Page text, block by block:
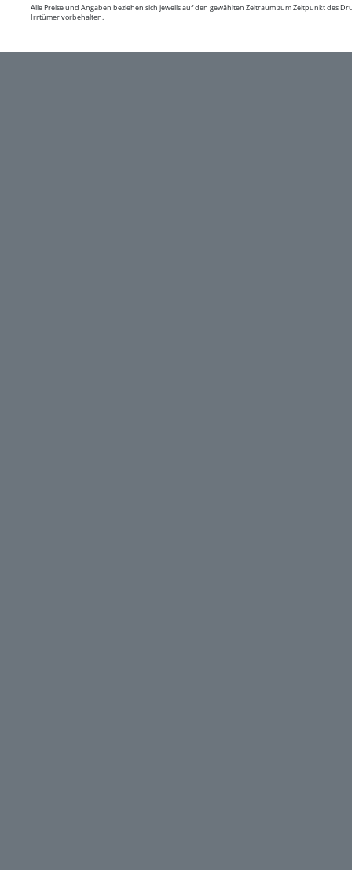
Alle Preise und Angaben beziehen sich jeweils auf den gewählten Zeitraum zum Zeitpunkt des
Irrtümer vorbehalten.